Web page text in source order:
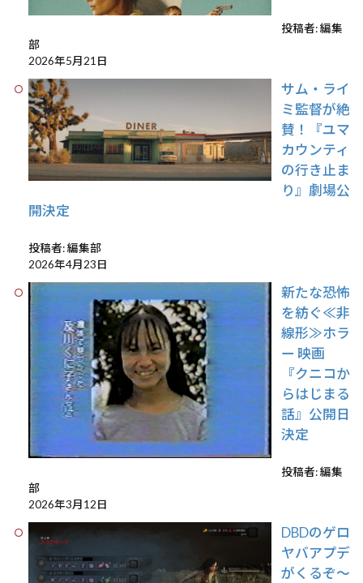
投稿者: 編集
部
2026年5月21日
サム・ライ
ミ監督が絶
賛！『ユマ
カウンティ
の行き止ま
り』劇場公
開決定
投稿者: 編集部
2026年4月23日
新たな恐怖
を紡ぐ≪非
線形≫ホラ
ー 映画
『クニコか
らはじまる
話』公開日
決定
投稿者: 編集
部
2026年3月12日
DBDのゲロ
ヤバアプデ
がくるぞ～